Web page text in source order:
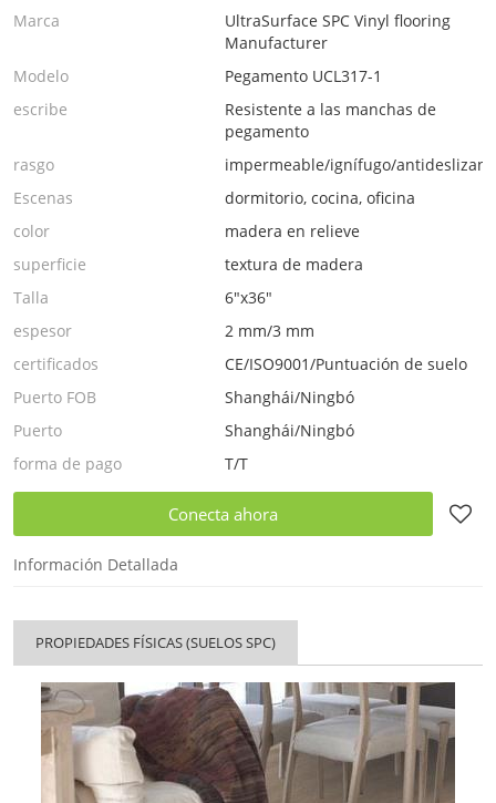
Marca
UltraSurface SPC Vinyl flooring
Manufacturer
Modelo
Pegamento UCL317-1
escribe
Resistente a las manchas de
pegamento
rasgo
impermeable/ignífugo/
Escenas
dormitorio, cocina, oficina
color
madera en relieve
superficie
textura de madera
Talla
6"x36"
espesor
2 mm/3 mm
certificados
CE/ISO9001/Puntuación de suelo
Puerto FOB
Shanghái/Ningbó
Puerto
Shanghái/Ningbó
forma de pago
T/T
Conecta ahora
Información Detallada
PROPIEDADES FÍSICAS (SUELOS SPC)